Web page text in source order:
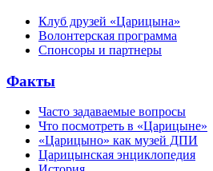
Клуб друзей «Царицына»
Волонтерская программа
Спонсоры и партнеры
Факты
Часто задаваемые вопросы
Что посмотреть в «Царицыне»
«Царицыно» как музей ДПИ
Царицынская энциклопедия